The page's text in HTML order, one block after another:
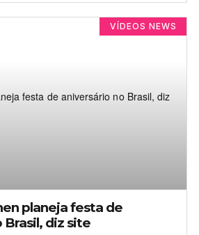
VÍDEOS NEWS
planeja festa de
Brasil, diz site